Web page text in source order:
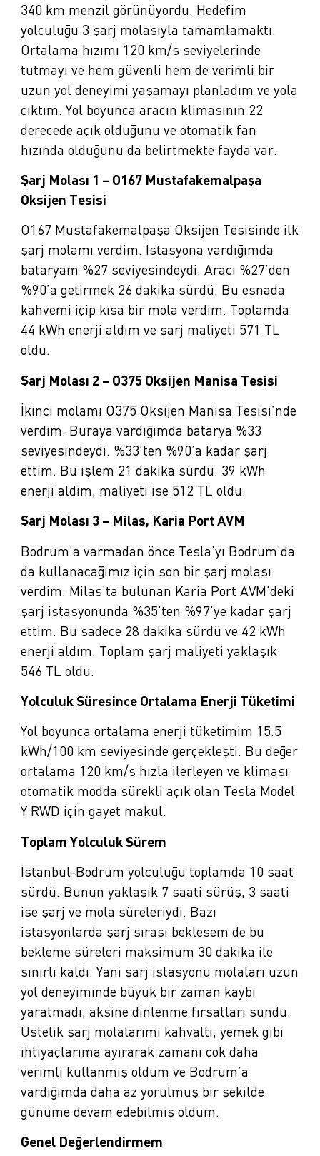
340 km menzil görünüyordu. Hedefim
yolculuğu 3 şarj molasıyla tamamlamaktı.
Ortalama hızımı 120 km/s seviyelerinde
tutmayı ve hem güvenli hem de verimli bir
uzun yol deneyimi yaşamayı planladım ve yola
çıktım. Yol boyunca aracın klimasının 22
derecede açık olduğunu ve otomatik fan
hızında olduğunu da belirtmekte fayda var.
Şarj Molası 1 – O167 Mustafakemalpaşa
Oksijen Tesisi
O167 Mustafakemalpaşa Oksijen Tesisinde ilk
şarj molamı verdim. İstasyona vardığımda
bataryam %27 seviyesindeydi. Aracı %27’den
%90’a getirmek 26 dakika sürdü. Bu esnada
kahvemi içip kısa bir mola verdim. Toplamda
44 kWh enerji aldım ve şarj maliyeti 571 TL
oldu.
Şarj Molası 2 – O375 Oksijen Manisa Tesisi
İkinci molamı O375 Oksijen Manisa Tesisi’nde
verdim. Buraya vardığımda batarya %33
seviyesindeydi. %33’ten %90’a kadar şarj
ettim. Bu işlem 21 dakika sürdü. 39 kWh
enerji aldım, maliyeti ise 512 TL oldu.
Şarj Molası 3 – Milas, Karia Port AVM
Bodrum’a varmadan önce Tesla’yı Bodrum’da
da kullanacağımız için son bir şarj molası
verdim. Milas’ta bulunan Karia Port AVM’deki
şarj istasyonunda %35’ten %97’ye kadar şarj
ettim. Bu sadece 28 dakika sürdü ve 42 kWh
enerji aldım. Toplam şarj maliyeti yaklaşık
546 TL oldu.
Yolculuk Süresince Ortalama Enerji Tüketimi
Yol boyunca ortalama enerji tüketimim 15.5
kWh/100 km seviyesinde gerçekleşti. Bu değer
ortalama 120 km/s hızla ilerleyen ve kliması
otomatik modda sürekli açık olan Tesla Model
Y RWD için gayet makul.
Toplam Yolculuk Sürem
İstanbul-Bodrum yolculuğu toplamda 10 saat
sürdü. Bunun yaklaşık 7 saati sürüş, 3 saati
ise şarj ve mola süreleriydi. Bazı
istasyonlarda şarj sırası beklesem de bu
bekleme süreleri maksimum 30 dakika ile
sınırlı kaldı. Yani şarj istasyonu molaları uzun
yol deneyiminde büyük bir zaman kaybı
yaratmadı, aksine dinlenme fırsatları sundu.
Üstelik şarj molalarımı kahvaltı, yemek gibi
ihtiyaçlarıma ayırarak zamanı çok daha
verimli kullanmış oldum ve Bodrum’a
vardığımda daha az yorulmuş bir şekilde
günüme devam edebilmiş oldum.
Genel Değerlendirmem